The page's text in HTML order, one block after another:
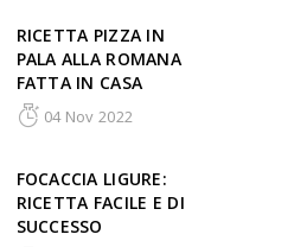
RICETTA PIZZA IN
PALA ALLA ROMANA
FATTA IN CASA
04 Nov 2022
FOCACCIA LIGURE:
RICETTA FACILE E DI
SUCCESSO